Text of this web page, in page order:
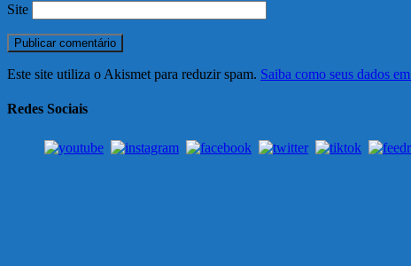
Site
Este site utiliza o Akismet para reduzir spam. Saiba como seus dados
Redes Sociais